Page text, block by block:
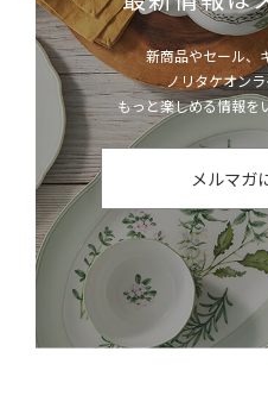
新商品やセール、
ノリタケオン
もっと楽しめる情報を
メルマガ